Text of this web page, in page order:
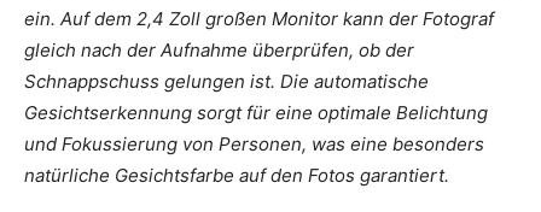
ein. Auf dem 2,4 Zoll großen Monitor kann der Fotograf
gleich nach der Aufnahme überprüfen, ob der
Schnappschuss gelungen ist. Die automatische
Gesichtserkennung sorgt für eine optimale Belichtung
und Fokussierung von Personen, was eine besonders
natürliche Gesichtsfarbe auf den Fotos garantiert.